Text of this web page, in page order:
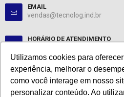
Utilizamos cookies para
experiência, melhorar o
como você interage em nosso
personalizar conteúdo. Ao
Utilizamos cookies para
experiência, melhorar o
como você interage em nosso
personalizar conteúdo. Ao
EMAIL
vendas@tecnolog.ind.br
HORÁRIO DE ATENDIMENTO